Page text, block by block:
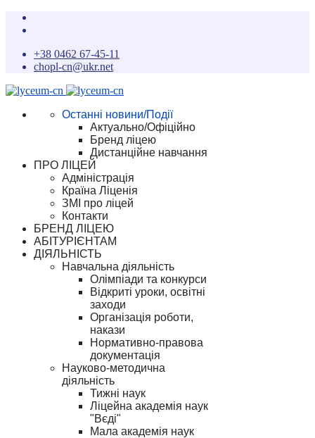
+38 0462 67-45-11
chopl-cn@ukr.net
Останні новини/Події
Актуально/Офіційно
Бренд ліцею
Дистанційне навчання
ПРО ЛІЦЕЙ
Адміністрація
Країна Ліценія
ЗМІ про ліцей
Контакти
БРЕНД ЛІЦЕЮ
АБІТУРІЄНТАМ
ДІЯЛЬНІСТЬ
Навчальна діяльність
Олімпіади та конкурси
Відкриті уроки, освітні
заходи
Організація роботи,
накази
Нормативно-правова
документація
Науково-методична
діяльність
Тижні наук
Ліцейна академія наук
"Вєді"
Мала академія наук